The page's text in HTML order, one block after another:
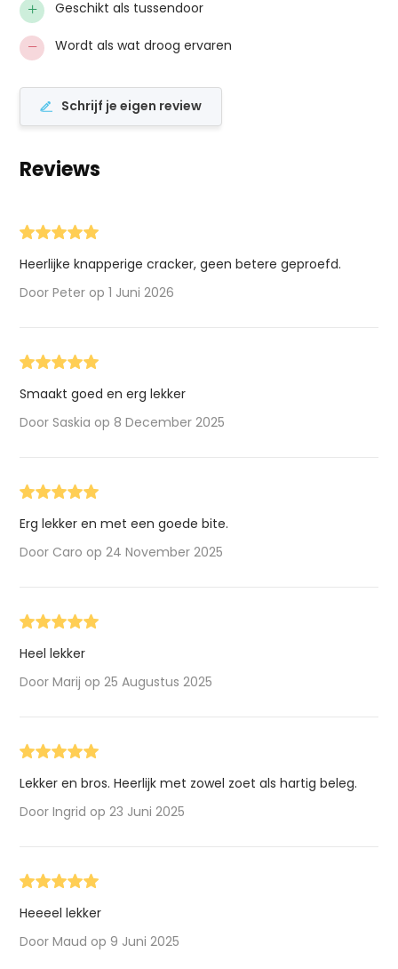
+ Geschikt als tussendoor
− Wordt als wat droog ervaren
Schrijf je eigen review
Reviews
Heerlijke knapperige cracker, geen betere geproefd.
Door Peter op 1 Juni 2026
Smaakt goed en erg lekker
Door Saskia op 8 December 2025
Erg lekker en met een goede bite.
Door Caro op 24 November 2025
Heel lekker
Door Marij op 25 Augustus 2025
Lekker en bros. Heerlijk met zowel zoet als hartig beleg.
Door Ingrid op 23 Juni 2025
Heeeel lekker
Door Maud op 9 Juni 2025